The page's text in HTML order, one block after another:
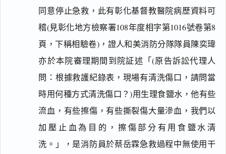
同意停止急救，此有彰化基督教醫院病歷資料可
稽(見彰化地方檢察署108年度相字第1016號卷第8
頁，下稱相驗卷)，證人和美消防分隊隊員陳奕瑋
亦於本院審理期間到院証述「(原告訴訟代理人
問：根據救護紀錄表，現場有清洗傷口，請問當
時用何種方式清洗傷口？)用生理食鹽水，他有些
流血，有些擦傷，有些撕裂傷大量滲血，我們以
加壓止血為目的，擦傷部分有用食鹽水清
洗。」，是消防員於蔡岳霖急救過程中無使用干